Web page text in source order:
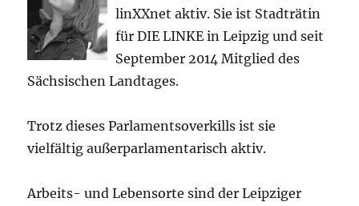
linXXnet aktiv. Sie ist Stadträtin
für DIE LINKE in Leipzig und seit
September 2014 Mitglied des
Sächsischen Landtages.
Trotz dieses Parlamentsoverkills ist sie
vielfältig außerparlamentarisch aktiv.
Arbeits- und Lebensorte sind der Leipziger